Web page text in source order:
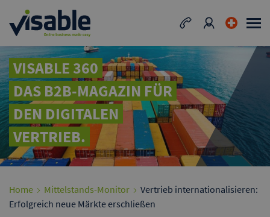
VISABLE 360
DAS B2B-MAGAZIN FÜR
DEN DIGITALEN
VERTRIEB.
Home Mittelstands-Monitor
Vertrieb internationalisieren:
Erfolgreich neue Märkte erschließen